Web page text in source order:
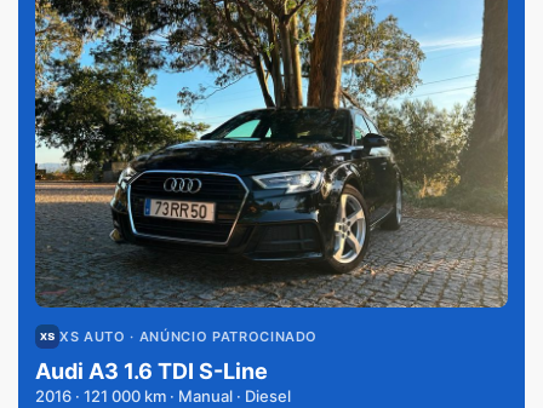
XS AUTO · ANÚNCIO PATROCINADO
Audi A3 1.6 TDI S-Line
2016 · 121 000 km · Manual · Diesel